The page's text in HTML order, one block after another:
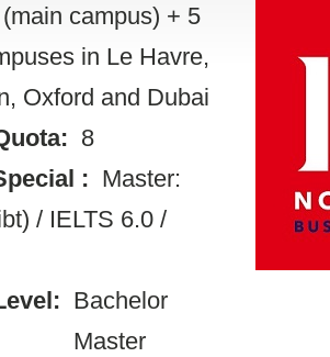
campus) + 5
in Le Havre,
Oxford and Dubai
8
: Master:
/ IELTS 6.0 /
Bachelor
Master